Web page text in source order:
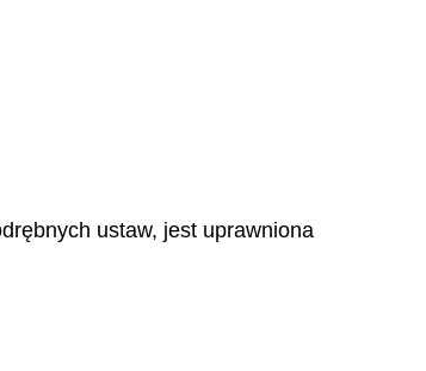
ustaw, jest uprawniona